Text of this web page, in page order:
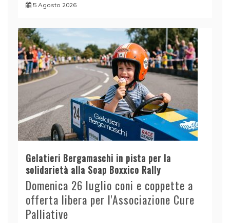
5 Agosto 2026
Gelatieri Bergamaschi in pista per la
solidarietà alla Soap Boxxico Rally
Domenica 26 luglio coni e coppette a
offerta libera per l'Associazione Cure
Palliative